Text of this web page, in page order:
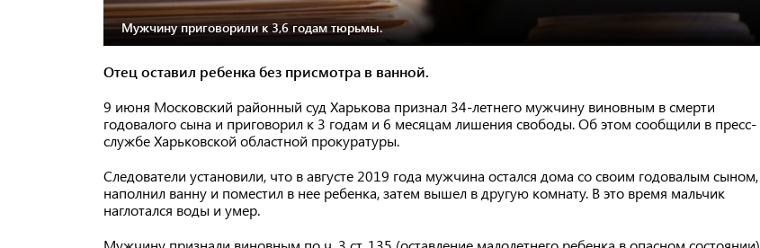
Мужчину приговорили к 3,6 годам тюрьмы.
Отец оставил ребенка без присмотра в ванной.
9 июня Московский районный суд Харькова признал 34-летнего мужчину виновным в смерти
годовалого сына и приговорил к 3 годам и 6 месяцам лишения свободы. Об этом сообщили в пресс-
службе Харьковской областной прокуратуры.
Следователи установили, что в августе 2019 года мужчина остался дома со своим годовалым сыном,
наполнил ванну и поместил в нее ребенка, затем вышел в другую комнату. В это время мальчик
наглотался воды и умер.